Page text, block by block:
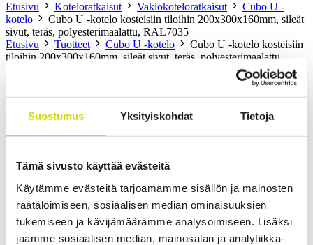
Suostumus Yksityiskohdat Tietoja
Tämä sivusto käyttää evästeitä
Käytämme evästeitä tarjoamamme sisällön ja mainosten
räätälöimiseen, sosiaalisen median ominaisuuksien
tukemiseen ja kävijämäärämme analysoimiseen. Lisäksi
jaamme sosiaalisen median, mainosalan ja analytiikka-
Etusivu
Koteloratkaisut Vakiokoteloratkaisut
Cubo U -
kotelo
Cubo U -kotelo kosteisiin tiloihin 200x300x160mm, sileät
sivut, teräs, polyesterimaalattu, RAL7035
Etusivu
Tuotteet Cubo U -kotelo
Cubo U -kotelo kosteisiin
tiloihin 200x300x160mm, sileät sivut, teräs, polyesterimaalattu,
Cubo U -kotelo kosteisiin
tiloihin 200x300x160mm, sileät
sivut, teräs, polyesterimaalattu,
RAL7035